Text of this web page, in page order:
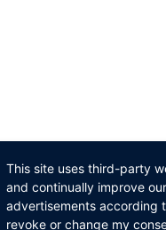
This site uses third-party
and continually improve
advertisements according
revoke or change my